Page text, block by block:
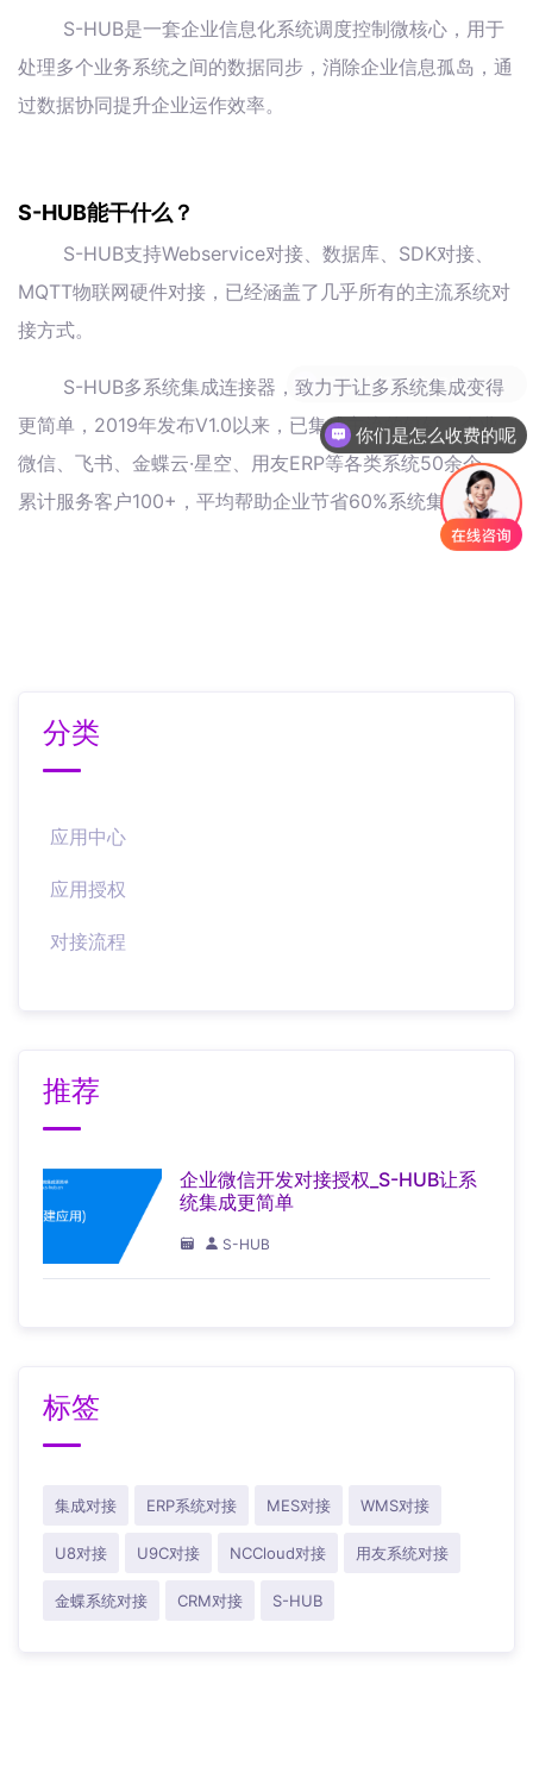
S-HUB是一套企业信息化系统调度控制微核心，用于
处理多个业务系统之间的数据同步，消除企业信息孤岛，通
过数据协同提升企业运作效率。
S-HUB能干什么？
S-HUB支持Webservice对接、数据库、SDK对接、
MQTT物联网硬件对接，已经涵盖了几乎所有的主流系统对
接方式。
S-HUB多系统集成连接器，致力于让多系统集成变得
更简单，2019年发布V1.0以来，已集成主流的钉钉、企业
微信、飞书、金蝶云·星空、用友ERP等各类系统50余个，
累计服务客户100+，平均帮助企业节省60%系统集成本。
分类
应用中心
应用授权
对接流程
推荐
企业微信开发对接授权_S-HUB让系
统集成更简单
S-HUB
标签
集成对接 ERP系统对接 MES对接 WMS对接
U8对接 U9C对接 NCCloud对接 用友系统对接
金蝶系统对接 CRM对接 S-HUB
你们是怎么收费的呢